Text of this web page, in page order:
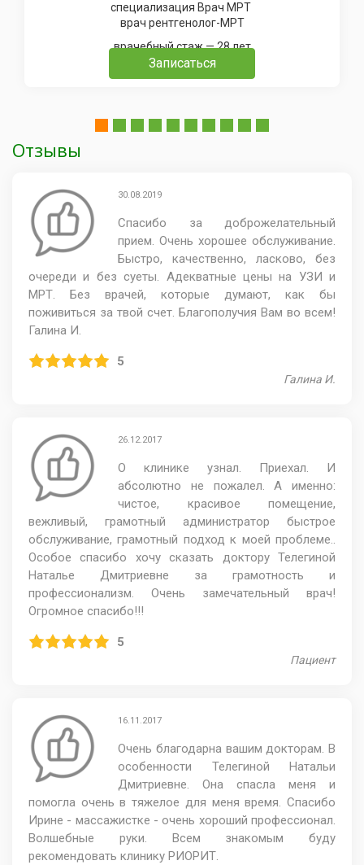
специализация Врач МРТ
врач рентгенолог-МРТ
врачебный стаж — 28 лет
Записаться
Отзывы
30.08.2019
Спасибо за доброжелательный
прием. Очень хорошее обслуживание.
Быстро, качественно, ласково, без
очереди и без суеты. Адекватные цены на УЗИ и
МРТ. Без врачей, которые думают, как бы
поживиться за твой счет. Благополучия Вам во всем!
Галина И.
5
Галина И.
26.12.2017
О клинике узнал. Приехал. И
абсолютно не пожалел. А именно:
чистое, красивое помещение,
вежливый, грамотный администратор быстрое
обслуживание, грамотный подход к моей проблеме..
Особое спасибо хочу сказать доктору Телегиной
Наталье Дмитриевне за грамотность и
профессионализм. Очень замечательный врач!
Огромное спасибо!!!
5
Пациент
16.11.2017
Очень благодарна вашим докторам. В
особенности Телегиной Натальи
Дмитриевне. Она спасла меня и
помогла очень в тяжелое для меня время. Спасибо
Ирине - массажистке - очень хороший профессионал.
Волшебные руки. Всем знакомым буду
рекомендовать клинику РИОРИТ.